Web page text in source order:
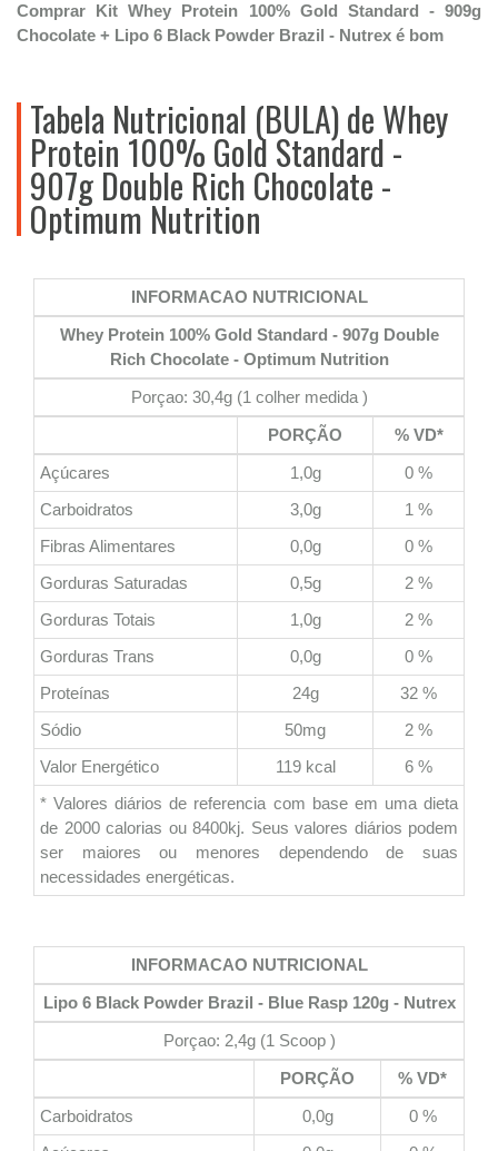
Comprar Kit Whey Protein 100% Gold Standard - 909g
Chocolate + Lipo 6 Black Powder Brazil - Nutrex é bom
Tabela Nutricional (BULA) de Whey
Protein 100% Gold Standard -
907g Double Rich Chocolate -
Optimum Nutrition
INFORMACAO NUTRICIONAL
Whey Protein 100% Gold Standard - 907g Double
Rich Chocolate - Optimum Nutrition
Porçao: 30,4g (1 colher medida )
PORÇÃO
% VD*
Açúcares
1,0g
0 %
Carboidratos
3,0g
1 %
Fibras Alimentares
0,0g
0 %
Gorduras Saturadas
0,5g
2 %
Gorduras Totais
1,0g
2 %
Gorduras Trans
0,0g
0 %
Proteínas
24g
32 %
Sódio
50mg
2 %
Valor Energético
119 kcal
6 %
* Valores diários de referencia com base em uma dieta
de 2000 calorias ou 8400kj. Seus valores diários podem
ser maiores ou menores dependendo de suas
necessidades energéticas.
INFORMACAO NUTRICIONAL
Lipo 6 Black Powder Brazil - Blue Rasp 120g - Nutrex
Porçao: 2,4g (1 Scoop )
PORÇÃO
% VD*
Carboidratos
0,0g
0 %